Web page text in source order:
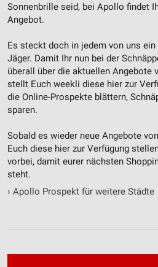
Sonnenbrille seid, bei Apollo findet
Angebot.
Es steckt doch in jedem von uns
Jäger. Damit Ihr nun bei der
überall über die aktuellen
stellt Euch weekli diese hier zur
die Online-Prospekte blättern,
sparen.
Sobald es wieder neue Angebote
Euch diese hier zur Verfügung
vorbei, damit eurer nächsten
steht.
› Apollo Prospekt für weitere Städte